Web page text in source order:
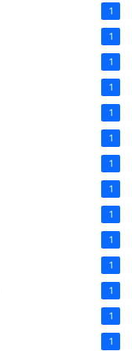
1
1
1
1
1
1
1
1
1
1
1
1
1
1